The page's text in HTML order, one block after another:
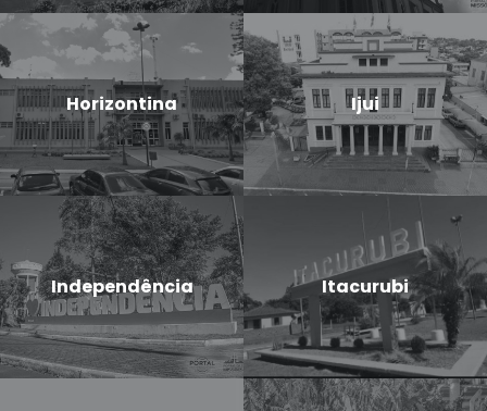
Horizontina Ijui
Independência Itacurubi